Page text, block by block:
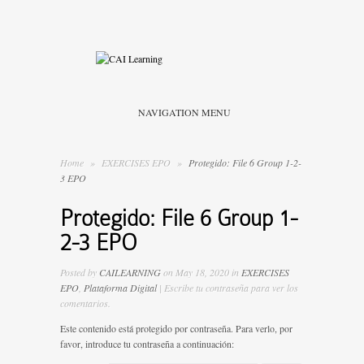
NAVIGATION MENU
Home » EXERCISES EPO » Protegido: File 6 Group 1-2-
3 EPO
Protegido: File 6 Group 1-
2-3 EPO
Posted by CAILEARNINGon May 18, 2020 in EXERCISES
EPO Plataforma Digital| Escribe tu contraseña para ver los
comentarios.
Este contenido está protegido por contraseña. Para verlo, por
favor, introduce tu contraseña a continuación: